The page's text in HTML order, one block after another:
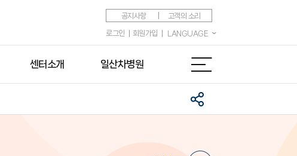
공지사항 고객의 소리
로그인 회원가입 LANGUAGE
센터소개 일산차병원